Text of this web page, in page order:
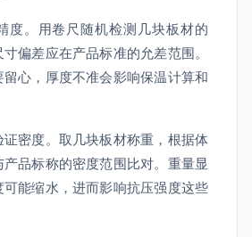
度。用卷尺随机检测几块板材的
偏差应在产品标准的允差范围。
心，厚度不准会影响保温计算和
密度。取几块板材称重，根据体
品标称的密度范围比对。重量显
能缩水，进而影响抗压强度这些